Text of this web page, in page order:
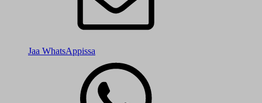
Jaa WhatsAppissa